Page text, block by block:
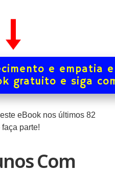
e empatia
gratuito e siga
eBook nos últimos 82
parte!
Com